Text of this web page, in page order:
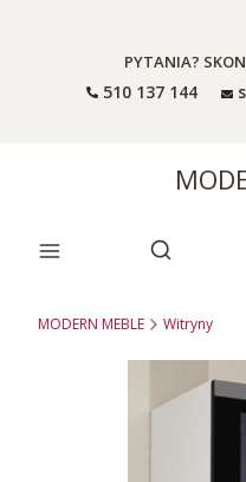
PYTANIA?
510 137 144
Otwórz
MODERN MEBLE Witryny